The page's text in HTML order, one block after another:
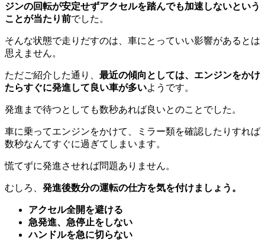
ジンの回転が安定せずアクセルを踏んでも加速しないという
ことが当たり前でした。
そんな状態で走りだすのは、車にとっていい影響があるとは
思えません。
ただご紹介した通り、 最近の傾向としては、エンジンをかけ
たらすぐに発進して良い車が多いようです。
発進まで待つとしても数秒あれば良いとのことでした。
車に乗ってエンジンをかけて、ミラー類を確認したりすれば
数秒なんてすぐに過ぎてしまいます。
慌てずに発進させれば問題ありません。
むしろ、 発進後数分の運転の仕方を気を付けましょう。
アクセル全開を避ける
急発進、急停止をしない
ハンドルを急に切らない